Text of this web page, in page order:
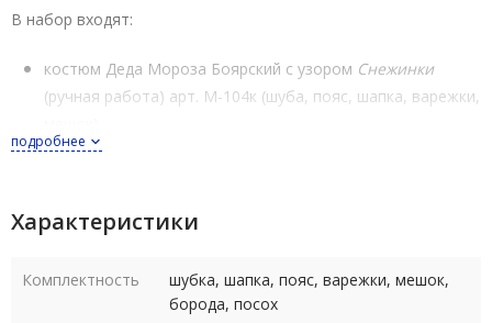
В набор входят:
костюм Деда Мороза Боярский с узором Снежинки
(ручная работа) арт. М-104к (шуба, пояс, шапка, варежки,
в деликатном режиме
подробнее
Характеристики
Комплектность
шубка, шапка, пояс, варежки, мешок,
борода, посох